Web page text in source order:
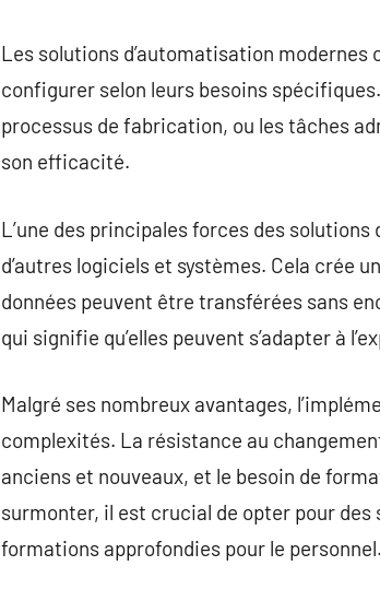
Les solutions d’automatisation
configurer selon leurs besoins
processus de fabrication, ou les tâches
son efficacité.
L’une des principales forces des
d’autres logiciels et systèmes. Cela crée
données peuvent être transférées sans
qui signifie qu’elles peuvent s’adapter à
Malgré ses nombreux avantages,
complexités. La résistance au
anciens et nouveaux, et le besoin de
surmonter, il est crucial de opter pour
formations approfondies pour le personnel.